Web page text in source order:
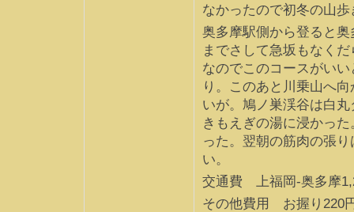
なかったので初冬の山
奥多摩駅側から登ると
までさして急坂もなく
なのでこのコースがい
り。このあと川乗山へ
いが。鳩ノ巣渓谷は白
きもえぎの湯に浸かっ
った。翌朝の筋肉の張
い。
交通費 上福岡-奥多摩
その他費用 お握り220